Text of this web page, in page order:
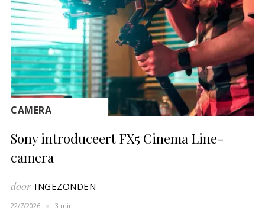
CAMERA
Sony introduceert FX5 Cinema Line-
camera
door INGEZONDEN
22/7/2026 3 min